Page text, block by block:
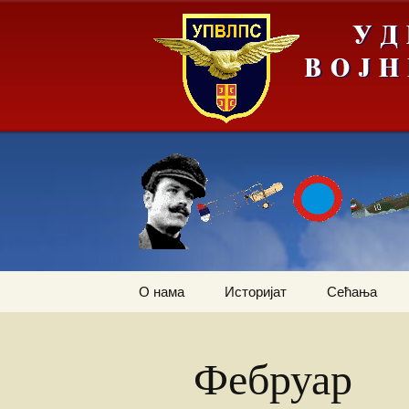
О нама Историјат
Падобранци
Сећања
Залеђивање
Фебруар